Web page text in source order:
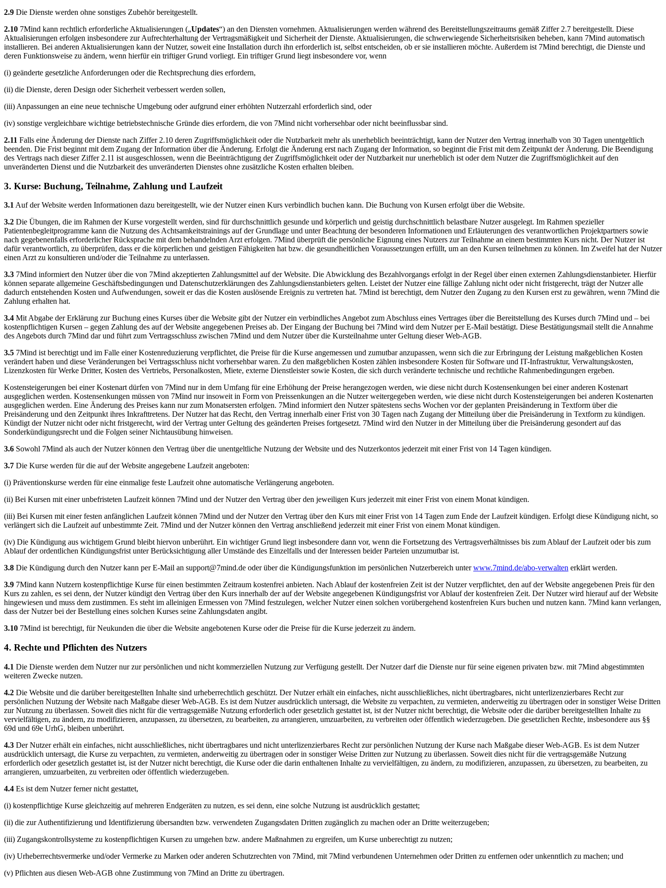
2.9 Die Dienste werden ohne sonstiges Zubehör bereitgestellt.
2.10 7Mind kann rechtlich erforderliche Aktualisierungen („Updates“) an den Diensten vornehmen. Aktualisierungen werden während des Bereitstellungszeitraums gemäß Ziffer 2.7 bereitgestellt. Diese
Aktualisierungen erfolgen insbesondere zur Aufrechterhaltung der Vertragsmäßigkeit und Sicherheit der Dienste. Aktualisierungen, die schwerwiegende Sicherheitsrisiken beheben, kann 7Mind automatisch
installieren. Bei anderen Aktualisierungen kann der Nutzer, soweit eine Installation durch ihn erforderlich ist, selbst entscheiden, ob er sie installieren möchte. Außerdem ist 7Mind berechtigt, die Dienste und
deren Funktionsweise zu ändern, wenn hierfür ein triftiger Grund vorliegt. Ein triftiger Grund liegt insbesondere vor, wenn
(i) geänderte gesetzliche Anforderungen oder die Rechtsprechung dies erfordern,
(ii) die Dienste, deren Design oder Sicherheit verbessert werden sollen,
(iii) Anpassungen an eine neue technische Umgebung oder aufgrund einer erhöhten Nutzerzahl erforderlich sind, oder
(iv) sonstige vergleichbare wichtige betriebstechnische Gründe dies erfordern, die von 7Mind nicht vorhersehbar oder nicht beeinflussbar sind.
2.11 Falls eine Änderung der Dienste nach Ziffer 2.10 deren Zugriffsmöglichkeit oder die Nutzbarkeit mehr als unerheblich beeinträchtigt, kann der Nutzer den Vertrag innerhalb von 30 Tagen unentgeltlich
beenden. Die Frist beginnt mit dem Zugang der Information über die Änderung. Erfolgt die Änderung erst nach Zugang der Information, so beginnt die Frist mit dem Zeitpunkt der Änderung. Die Beendigung
des Vertrags nach dieser Ziffer 2.11 ist ausgeschlossen, wenn die Beeinträchtigung der Zugriffsmöglichkeit oder der Nutzbarkeit nur unerheblich ist oder dem Nutzer die Zugriffsmöglichkeit auf den
unveränderten Dienst und die Nutzbarkeit des unveränderten Dienstes ohne zusätzliche Kosten erhalten bleiben.
3. Kurse: Buchung, Teilnahme, Zahlung und Laufzeit
3.1 Auf der Website werden Informationen dazu bereitgestellt, wie der Nutzer einen Kurs verbindlich buchen kann. Die Buchung von Kursen erfolgt über die Website.
3.2 Die Übungen, die im Rahmen der Kurse vorgestellt werden, sind für durchschnittlich gesunde und körperlich und geistig durchschnittlich belastbare Nutzer ausgelegt. Im Rahmen spezieller
Patientenbegleitprogramme kann die Nutzung des Achtsamkeitstrainings auf der Grundlage und unter Beachtung der besonderen Informationen und Erläuterungen des verantwortlichen Projektpartners sowie
nach gegebenenfalls erforderlicher Rücksprache mit dem behandelnden Arzt erfolgen. 7Mind überprüft die persönliche Eignung eines Nutzers zur Teilnahme an einem bestimmten Kurs nicht. Der Nutzer ist
dafür verantwortlich, zu überprüfen, dass er die körperlichen und geistigen Fähigkeiten hat bzw. die gesundheitlichen Voraussetzungen erfüllt, um an den Kursen teilnehmen zu können. Im Zweifel hat der Nutzer
einen Arzt zu konsultieren und/oder die Teilnahme zu unterlassen.
3.3 7Mind informiert den Nutzer über die von 7Mind akzeptierten Zahlungsmittel auf der Website. Die Abwicklung des Bezahlvorgangs erfolgt in der Regel über einen externen Zahlungsdienstanbieter. Hierfür
können separate allgemeine Geschäftsbedingungen und Datenschutzerklärungen des Zahlungsdienstanbieters gelten. Leistet der Nutzer eine fällige Zahlung nicht oder nicht fristgerecht, trägt der Nutzer alle
dadurch entstehenden Kosten und Aufwendungen, soweit er das die Kosten auslösende Ereignis zu vertreten hat. 7Mind ist berechtigt, dem Nutzer den Zugang zu den Kursen erst zu gewähren, wenn 7Mind die
Zahlung erhalten hat.
3.4 Mit Abgabe der Erklärung zur Buchung eines Kurses über die Website gibt der Nutzer ein verbindliches Angebot zum Abschluss eines Vertrages über die Bereitstellung des Kurses durch 7Mind und – bei
kostenpflichtigen Kursen – gegen Zahlung des auf der Website angegebenen Preises ab. Der Eingang der Buchung bei 7Mind wird dem Nutzer per E-Mail bestätigt. Diese Bestätigungsmail stellt die Annahme
des Angebots durch 7Mind dar und führt zum Vertragsschluss zwischen 7Mind und dem Nutzer über die Kursteilnahme unter Geltung dieser Web-AGB.
3.5 7Mind ist berechtigt und im Falle einer Kostenreduzierung verpflichtet, die Preise für die Kurse angemessen und zumutbar anzupassen, wenn sich die zur Erbringung der Leistung maßgeblichen Kosten
verändert haben und diese Veränderungen bei Vertragsschluss nicht vorhersehbar waren. Zu den maßgeblichen Kosten zählen insbesondere Kosten für Software und IT-Infrastruktur, Verwaltungskosten,
Lizenzkosten für Werke Dritter, Kosten des Vertriebs, Personalkosten, Miete, externe Dienstleister sowie Kosten, die sich durch veränderte technische und rechtliche Rahmenbedingungen ergeben.
Kostensteigerungen bei einer Kostenart dürfen von 7Mind nur in dem Umfang für eine Erhöhung der Preise herangezogen werden, wie diese nicht durch Kostensenkungen bei einer anderen Kostenart
ausgeglichen werden. Kostensenkungen müssen von 7Mind nur insoweit in Form von Preissenkungen an die Nutzer weitergegeben werden, wie diese nicht durch Kostensteigerungen bei anderen Kostenarten
ausgeglichen werden. Eine Änderung des Preises kann nur zum Monatsersten erfolgen. 7Mind informiert den Nutzer spätestens sechs Wochen vor der geplanten Preisänderung in Textform über die
Preisänderung und den Zeitpunkt ihres Inkrafttretens. Der Nutzer hat das Recht, den Vertrag innerhalb einer Frist von 30 Tagen nach Zugang der Mitteilung über die Preisänderung in Textform zu kündigen.
Kündigt der Nutzer nicht oder nicht fristgerecht, wird der Vertrag unter Geltung des geänderten Preises fortgesetzt. 7Mind wird den Nutzer in der Mitteilung über die Preisänderung gesondert auf das
Sonderkündigungsrecht und die Folgen seiner Nichtausübung hinweisen.
3.6 Sowohl 7Mind als auch der Nutzer können den Vertrag über die unentgeltliche Nutzung der Website und des Nutzerkontos jederzeit mit einer Frist von 14 Tagen kündigen.
3.7 Die Kurse werden für die auf der Website angegebene Laufzeit angeboten:
(i) Präventionskurse werden für eine einmalige feste Laufzeit ohne automatische Verlängerung angeboten.
(ii) Bei Kursen mit einer unbefristeten Laufzeit können 7Mind und der Nutzer den Vertrag über den jeweiligen Kurs jederzeit mit einer Frist von einem Monat kündigen.
(iii) Bei Kursen mit einer festen anfänglichen Laufzeit können 7Mind und der Nutzer den Vertrag über den Kurs mit einer Frist von 14 Tagen zum Ende der Laufzeit kündigen. Erfolgt diese Kündigung nicht, so
verlängert sich die Laufzeit auf unbestimmte Zeit. 7Mind und der Nutzer können den Vertrag anschließend jederzeit mit einer Frist von einem Monat kündigen.
(iv) Die Kündigung aus wichtigem Grund bleibt hiervon unberührt. Ein wichtiger Grund liegt insbesondere dann vor, wenn die Fortsetzung des Vertragsverhältnisses bis zum Ablauf der Laufzeit oder bis zum
Ablauf der ordentlichen Kündigungsfrist unter Berücksichtigung aller Umstände des Einzelfalls und der Interessen beider Parteien unzumutbar ist.
3.8 Die Kündigung durch den Nutzer kann per E-Mail an support@7mind.de oder über die Kündigungsfunktion im persönlichen Nutzerbereich unterwww.7mind.de/abo-verwalten erklärt werden.
3.9 7Mind kann Nutzern kostenpflichtige Kurse für einen bestimmten Zeitraum kostenfrei anbieten. Nach Ablauf der kostenfreien Zeit ist der Nutzer verpflichtet, den auf der Website angegebenen Preis für den
Kurs zu zahlen, es sei denn, der Nutzer kündigt den Vertrag über den Kurs innerhalb der auf der Website angegebenen Kündigungsfrist vor Ablauf der kostenfreien Zeit. Der Nutzer wird hierauf auf der Website
hingewiesen und muss dem zustimmen. Es steht im alleinigen Ermessen von 7Mind festzulegen, welcher Nutzer einen solchen vorübergehend kostenfreien Kurs buchen und nutzen kann. 7Mind kann verlangen,
dass der Nutzer bei der Bestellung eines solchen Kurses seine Zahlungsdaten angibt.
3.10 7Mind ist berechtigt, für Neukunden die über die Website angebotenen Kurse oder die Preise für die Kurse jederzeit zu ändern.
4. Rechte und Pflichten des Nutzers
4.1 Die Dienste werden dem Nutzer nur zur persönlichen und nicht kommerziellen Nutzung zur Verfügung gestellt. Der Nutzer darf die Dienste nur für seine eigenen privaten bzw. mit 7Mind abgestimmten
weiteren Zwecke nutzen.
4.2 Die Website und die darüber bereitgestellten Inhalte sind urheberrechtlich geschützt. Der Nutzer erhält ein einfaches, nicht ausschließliches, nicht übertragbares, nicht unterlizenzierbares Recht zur
persönlichen Nutzung der Website nach Maßgabe dieser Web-AGB. Es ist dem Nutzer ausdrücklich untersagt, die Website zu verpachten, zu vermieten, anderweitig zu übertragen oder in sonstiger Weise Dritten
zur Nutzung zu überlassen. Soweit dies nicht für die vertragsgemäße Nutzung erforderlich oder gesetzlich gestattet ist, ist der Nutzer nicht berechtigt, die Website oder die darüber bereitgestellten Inhalte zu
vervielfältigen, zu ändern, zu modifizieren, anzupassen, zu übersetzen, zu bearbeiten, zu arrangieren, umzuarbeiten, zu verbreiten oder öffentlich wiederzugeben. Die gesetzlichen Rechte, insbesondere aus §§
69d und 69e UrhG, bleiben unberührt.
4.3 Der Nutzer erhält ein einfaches, nicht ausschließliches, nicht übertragbares und nicht unterlizenzierbares Recht zur persönlichen Nutzung der Kurse nach Maßgabe dieser Web-AGB. Es ist dem Nutzer
ausdrücklich untersagt, die Kurse zu verpachten, zu vermieten, anderweitig zu übertragen oder in sonstiger Weise Dritten zur Nutzung zu überlassen. Soweit dies nicht für die vertragsgemäße Nutzung
erforderlich oder gesetzlich gestattet ist, ist der Nutzer nicht berechtigt, die Kurse oder die darin enthaltenen Inhalte zu vervielfältigen, zu ändern, zu modifizieren, anzupassen, zu übersetzen, zu bearbeiten, zu
arrangieren, umzuarbeiten, zu verbreiten oder öffentlich wiederzugeben.
4.4 Es ist dem Nutzer ferner nicht gestattet,
(i) kostenpflichtige Kurse gleichzeitig auf mehreren Endgeräten zu nutzen, es sei denn, eine solche Nutzung ist ausdrücklich gestattet;
(ii) die zur Authentifizierung und Identifizierung übersandten bzw. verwendeten Zugangsdaten Dritten zugänglich zu machen oder an Dritte weiterzugeben;
(iii) Zugangskontrollsysteme zu kostenpflichtigen Kursen zu umgehen bzw. andere Maßnahmen zu ergreifen, um Kurse unberechtigt zu nutzen;
(iv) Urheberrechtsvermerke und/oder Vermerke zu Marken oder anderen Schutzrechten von 7Mind, mit 7Mind verbundenen Unternehmen oder Dritten zu entfernen oder unkenntlich zu machen; und
(v) Pflichten aus diesen Web-AGB ohne Zustimmung von 7Mind an Dritte zu übertragen.